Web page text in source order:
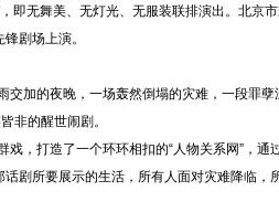
即无舞美、无灯光、无服装联排演出。北京
剧场上演。
加的夜晚，一场轰然倒塌的灾难，一段罪
非的醒世闹剧。
，打造了一个环环相扣的“人物关系网”，通
话剧所要展示的生活，所有人面对灾难降临